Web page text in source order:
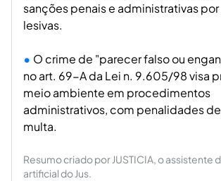
sanções penais e administrativas
lesivas.
O crime de "parecer falso ou
no art. 69-A da Lei n. 9.605/98 visa
meio ambiente em procedimentos
administrativos, com penalidades
multa.
Resumo criado por JUSTICIA, o assistente
artificial do Jus.